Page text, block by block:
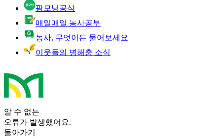
팜모닝공식
매일매일 농사공부
농사, 무엇이든 물어보세요
이웃들의 병해충 소식
알 수 없는
오류가 발생했어요.
돌아가기